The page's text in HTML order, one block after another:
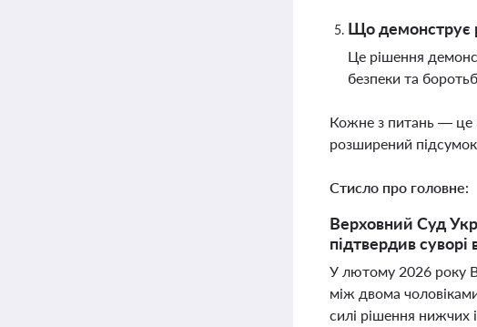
Що демонструє
Це рішення
безпеки та
Кожне з питань — це
розширений
Стисло про головне:
Верховний Суд
підтвердив суворі
У лютому 2026 року
між двома
силі рішення нижчих